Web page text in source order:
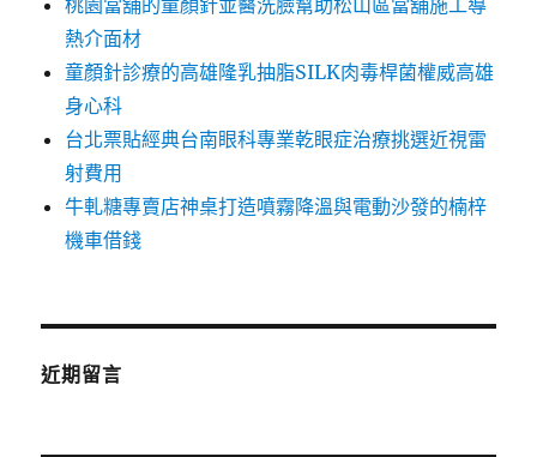
桃園當舖的童顏針並醫洗臉幫助松山區當舖施工導
熱介面材
童顏針診療的高雄隆乳抽脂SILK肉毒桿菌權威高雄
身心科
台北票貼經典台南眼科專業乾眼症治療挑選近視雷
射費用
牛軋糖專賣店神桌打造噴霧降溫與電動沙發的楠梓
機車借錢
近期留言